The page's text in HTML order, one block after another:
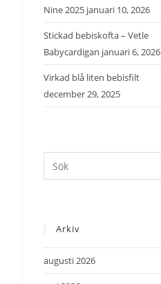
Nine 2025 januari 10, 2026
Stickad bebiskofta – Vetle
Babycardigan januari 6, 2026
Virkad blå liten bebisfilt
december 29, 2025
Arkiv
augusti 2026